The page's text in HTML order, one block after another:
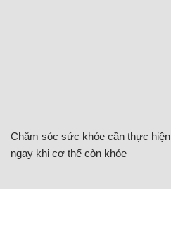
Chăm sóc sức khỏe cần thực hiện
ngay khi cơ thể còn khỏe